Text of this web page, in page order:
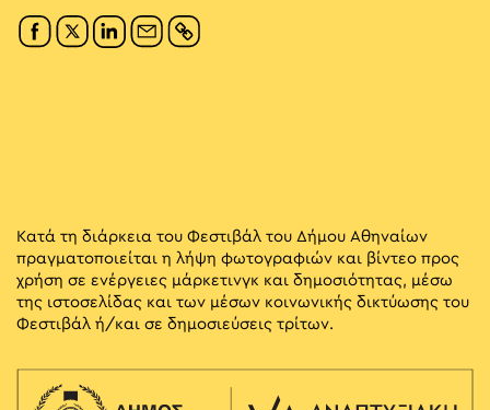
Κατά τη διάρκεια του Φεστιβάλ του Δήμου Αθηναίων
πραγματοποιείται η λήψη φωτογραφιών και βίντεο προς
χρήση σε ενέργειες μάρκετινγκ και δημοσιότητας, μέσω
της ιστοσελίδας και των μέσων κοινωνικής δικτύωσης του
Φεστιβάλ ή/και σε δημοσιεύσεις τρίτων.